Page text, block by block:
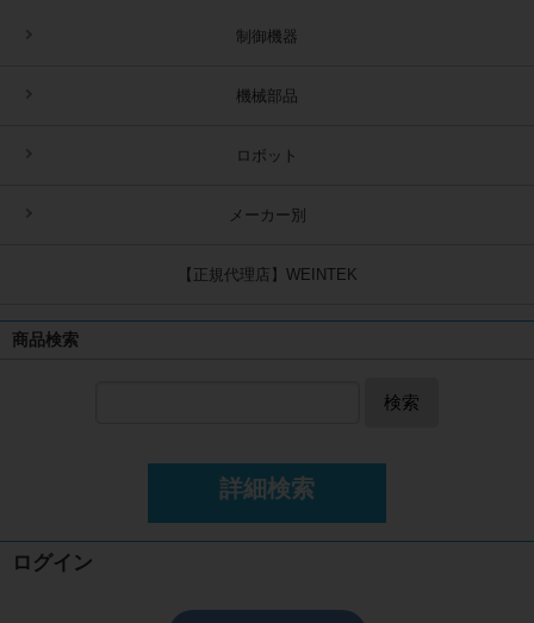
制御機器
機械部品
ロボット
メーカー別
【正規代理店】WEINTEK
商品検索
検索
詳細検索
ログイン